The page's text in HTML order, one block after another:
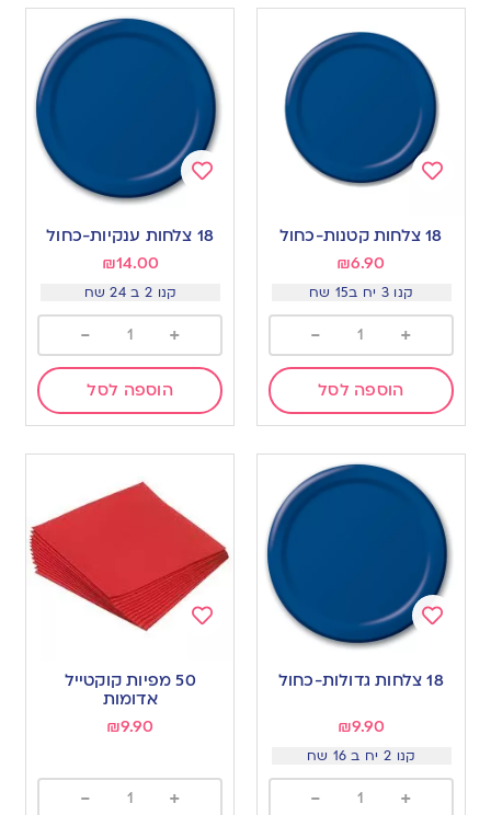
to
wishlist
18 צלחות קטנות-כחול
₪6.90
קנו 3 יח ב15 שח
+
-
הוספה לסל
to
wishlist
18 צלחות ענקיות-כחול
₪14.00
קנו 2 ב 24 שח
+
-
הוספה לסל
to
18 צלחות גדולות-כחול
₪9.90
קנו 2 יח ב 16 שח
+
-
50 מפיות קוקטייל
אדומות
₪9.90
+
-